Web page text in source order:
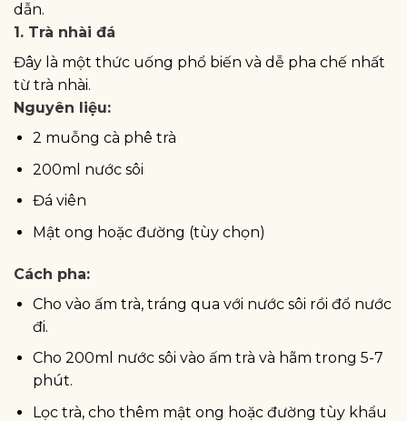
dẫn.
1. Trà nhài đá
Đây là một thức uống phổ biến và dễ pha chế nhất
từ trà nhài.
Nguyên liệu:
2 muỗng cà phê trà
200ml nước sôi
Đá viên
Mật ong hoặc đường (tùy chọn)
Cách pha:
Cho vào ấm trà, tráng qua với nước sôi rồi đổ nước
đi.
Cho 200ml nước sôi vào ấm trà và hãm trong 5-7
phút.
Lọc trà, cho thêm mật ong hoặc đường tùy khẩu